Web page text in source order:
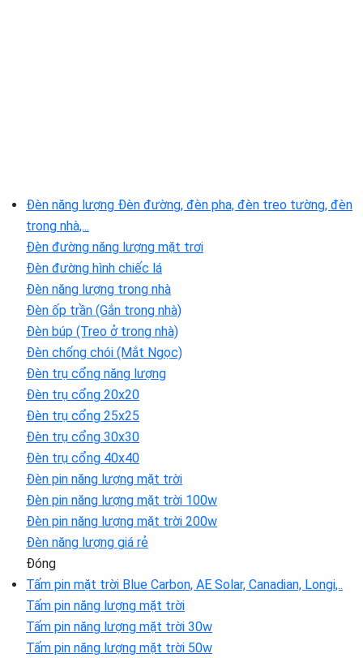
Đèn năng lượng Đèn đường, đèn pha, đèn treo tường, đèn
trong nhà,...
Đèn đường năng lượng mặt trơi
Đèn đường hình chiếc lá
Đèn năng lượng trong nhà
Đèn ốp trần (Gắn trong nhà)
Đèn búp (Treo ở trong nhà)
Đèn chống chói (Mắt Ngọc)
Đèn trụ cổng năng lượng
Đèn trụ cổng 20x20
Đèn trụ cổng 25x25
Đèn trụ cổng 30x30
Đèn trụ cổng 40x40
Đèn pin năng lượng mặt trời
Đèn pin năng lượng mặt trời 100w
Đèn pin năng lượng mặt trời 200w
Đèn năng lượng giá rẻ
Đóng
Tấm pin mặt trời Blue Carbon, AE Solar, Canadian, Longi,..
Tấm pin năng lượng mặt trời
Tấm pin năng lượng mặt trời 30w
Tấm pin năng lượng mặt trời 50w